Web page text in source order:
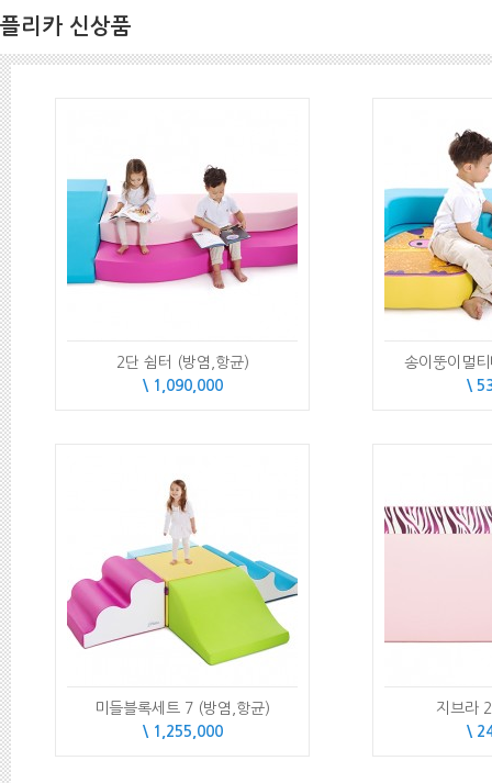
플리카 신상품
2단 쉼터 (방염,항균)
\ 1,090,000
송이뚱이멀
\
미들블록세트 7 (방염,항균)
\ 1,255,000
지브라
\